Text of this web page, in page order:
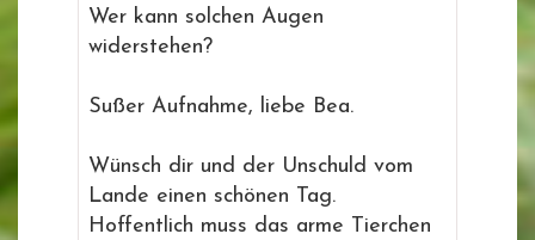
Wer kann solchen Augen
widerstehen?
Sußer Aufnahme, liebe Bea.
Wünsch dir und der Unschuld vom
Lande einen schönen Tag.
Hoffentlich muss das arme Tierchen